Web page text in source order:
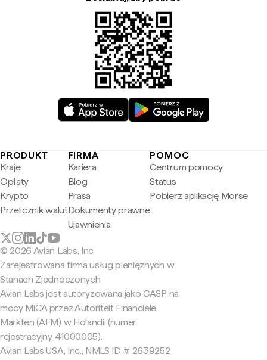
PRODUKT
Kraje
Opłaty
Krypto
Przelicznik walut
FIRMA
Kariera
Blog
Prasa
Dokumenty prawne
Ujawnienia
POMOC
Centrum pomocy
Status
Pobierz aplikację Morse
© 2026 Avian Labs, Inc
Zarejestrowana firma usług pieniężnych w
Stanach Zjednoczonych
Avian Labs jest autoryzowana jako CASP na
mocy MiCA przez Autoriteit Financiële
Markten (AFM) w Holandii (numer
rejestracyjny 41000005).
Avian Labs USA, Inc., NMLS ID # 2639252